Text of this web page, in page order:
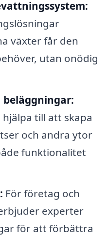
växter får den
utan onödig
beläggningar:
till att skapa
och andra ytor
funktionalitet
För företag och
experter
för att förbättra